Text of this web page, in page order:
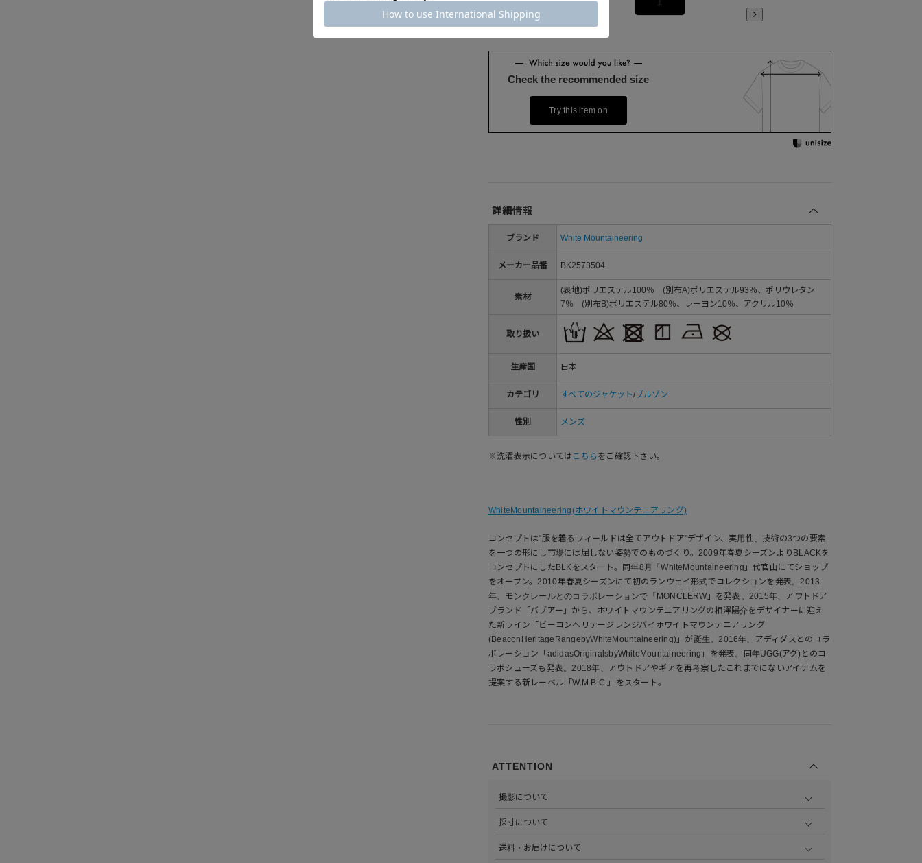
Check the recommended size
Try this item on
詳細情報
ブランド White Mountaineering
メーカー品番 BK2573504
素材
(表地)ポリエステル100％ (別布A)ポリエステル93％、ポリウレタン
7％ (別布B)ポリエステル80％、レーヨン10％、アクリル10％
取り扱い
生産国 日本
カテゴリ すべてのジャケット/ブルゾン
性別 メンズ
※洗濯表示については こちら をご確認下さい。
WhiteMountaineering(ホワイトマウンテニアリング)
コンセプトは"服を着るフィールドは全てアウトドア"デザイン、実用性、技術の3つの要素
を一つの形にし市場には屈しない姿勢でのものづくり。2009年春夏シーズンよりBLACKを
コンセプトにしたBLKをスタート。同年8月「WhiteMountaineering」代官山にてショップ
をオープン。2010年春夏シーズンにて初のランウェイ形式でコレクションを発表。2013
年、モンクレールとのコラボレーションで「MONCLERW」を発表。2015年、アウトドア
ブランド「バブアー」から、ホワイトマウンテニアリングの相澤陽介をデザイナーに迎え
た新ライン「ビーコンヘリテージレンジバイホワイトマウンテニアリング
(BeaconHeritageRangebyWhiteMountaineering)」が誕生。2016年、アディダスとのコラ
ボレーション「adidasOriginalsbyWhiteMountaineering」を発表。同年UGG(アグ)とのコ
ラボシューズも発表。2018年、アウトドアやギアを再考察したこれまでにないアイテムを
提案する新レーベル「W.M.B.C.」をスタート。
ATTENTION
撮影について
心がけています。詳しくは
採寸について
部サイズタブか、または
送料・お届けについて